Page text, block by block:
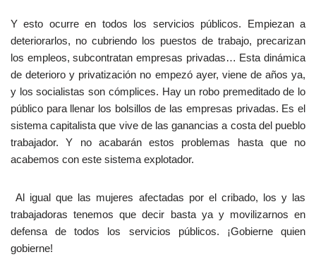
Y esto ocurre en todos los servicios públicos. Empiezan a
deteriorarlos, no cubriendo los puestos de trabajo, precarizan
los empleos, subcontratan empresas privadas… Esta dinámica
de deterioro y privatización no empezó ayer, viene de años ya,
y los socialistas son cómplices. Hay un robo premeditado de lo
público para llenar los bolsillos de las empresas privadas. Es el
sistema capitalista que vive de las ganancias a costa del pueblo
trabajador. Y no acabarán estos problemas hasta que no
acabemos con este sistema explotador.
Al igual que las mujeres afectadas por el cribado, los y las
trabajadoras tenemos que decir basta ya y movilizarnos en
defensa de todos los servicios públicos. ¡Gobierne quien
gobierne!